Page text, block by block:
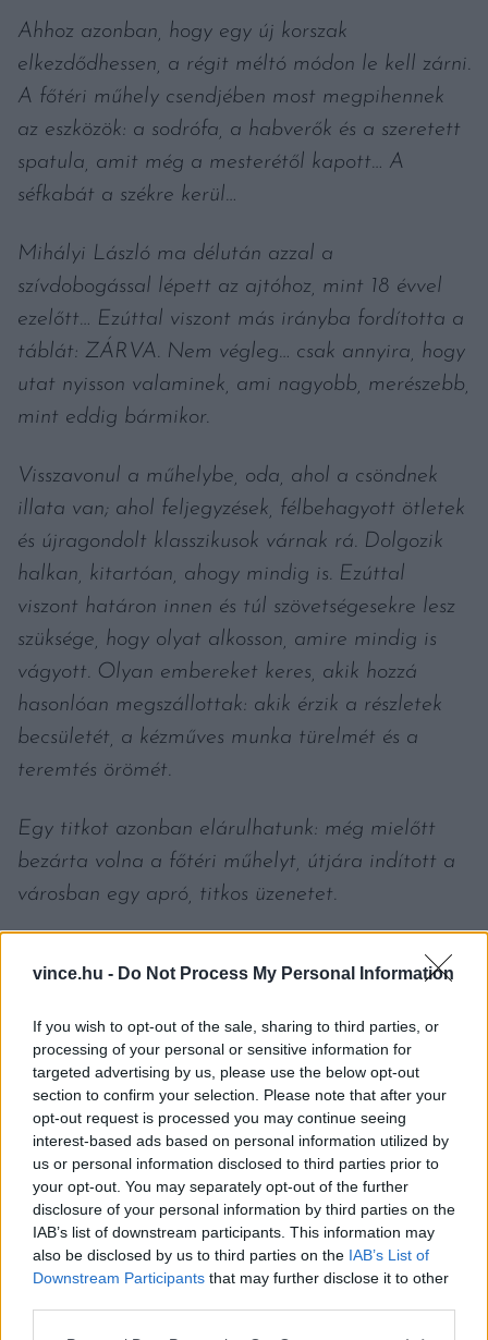
vince.hu - Do Not Process My Personal Information
If you wish to opt-out of the sale, sharing to third parties, or
processing of your personal or sensitive information for
targeted advertising by us, please use the below opt-out
section to confirm your selection. Please note that after your
opt-out request is processed you may continue seeing
interest-based ads based on personal information utilized by
us or personal information disclosed to third parties prior to
your opt-out. You may separately opt-out of the further
disclosure of your personal information by third parties on the
IAB’s list of downstream participants. This information may
also be disclosed by us to third parties on the IAB’s List of
Downstream Participants that may further disclose it to other
Ahhoz azonban, hogy egy új korszak
elkezdődhessen, a régit méltó módon le kell zárni.
A főtéri műhely csendjében most megpihennek
az eszközök: a sodrófa, a habverők és a szeretett
spatula, amit még a mesterétől kapott… A
séfkabát a székre kerül…
Mihályi László ma délután azzal a
szívdobogással lépett az ajtóhoz, mint 18 évvel
ezelőtt… Ezúttal viszont más irányba fordította a
táblát: ZÁRVA. Nem végleg… csak annyira, hogy
utat nyisson valaminek, ami nagyobb, merészebb,
mint eddig bármikor.
Visszavonul a műhelybe, oda, ahol a csöndnek
illata van; ahol feljegyzések, félbehagyott ötletek
és újragondolt klasszikusok várnak rá. Dolgozik
halkan, kitartóan, ahogy mindig is. Ezúttal
viszont határon innen és túl szövetségesekre lesz
szüksége, hogy olyat alkosson, amire mindig is
vágyott. Olyan embereket keres, akik hozzá
hasonlóan megszállottak: akik érzik a részletek
becsületét, a kézműves munka türelmét és a
teremtés örömét.
Egy titkot azonban elárulhatunk: még mielőtt
bezárta volna a főtéri műhelyt, útjára indított a
városban egy apró, titkos üzenetet.
A története nem ér véget. Csak épp új fejezet
íródik. Folytatjuk…